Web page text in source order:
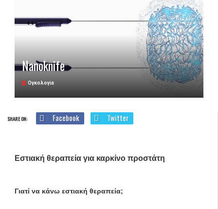
Nanoknife
Ογκολογία
SHARE ON: Facebook Twitter
Εστιακή θεραπεία για καρκίνο προστάτη
Γιατί να κάνω εστιακή θεραπεία;